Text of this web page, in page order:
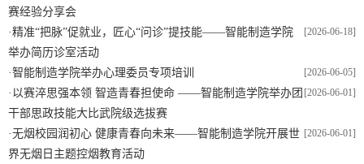
赛经验分享会
[2026-06-18]
·精准“把脉”促就业，匠心“问诊”提技能——智能制造学院
举办简历诊室活动
[2026-06-05]
·智能制造学院举办心理委员专项培训
[2026-06-01]
· 以赛淬思强本领 智造青春担使命 ——智能制造学院举办团
干部思政技能大比武院级选拔赛
[2026-06-01]
·无烟校园润初心 健康青春向未来——智能制造学院开展世
界无烟日主题控烟教育活动